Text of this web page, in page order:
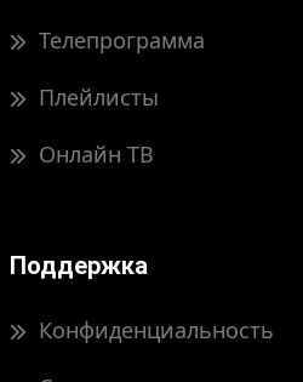
Телепрограмма
Плейлисты
Онлайн ТВ
Поддержка
Конфиденциальность